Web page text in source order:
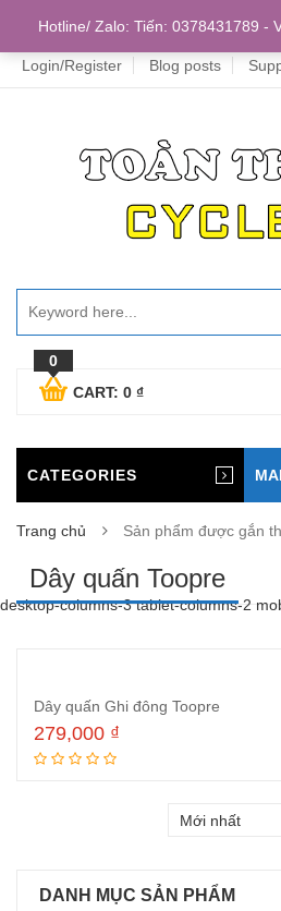
Home
Login/Register Blog posts
0
CART: 0 ₫
CATEGORIES
Trang chủ Sản phẩm được gắn
Dây quấn Toopre
desktop-columns-3 tablet-columns-2
Dây quấn Ghi đông Toopre
279,000 ₫
DANH MỤC SẢN PHẨM
Hotline/ Zalo: Tiến: 0378431789 -